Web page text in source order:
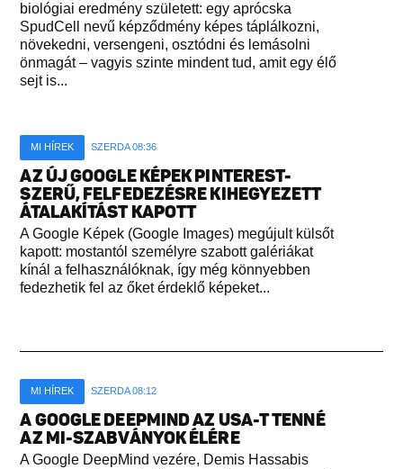
biológiai eredmény született: egy aprócska
SpudCell nevű képződmény képes táplálkozni,
növekedni, versengeni, osztódni és lemásolni
önmagát – vagyis szinte mindent tud, amit egy élő
sejt is...
MI HÍREK SZERDA 08:36
AZ ÚJ GOOGLE KÉPEK PINTEREST-
SZERŰ, FELFEDEZÉSRE KIHEGYEZETT
ÁTALAKÍTÁST KAPOTT
A Google Képek (Google Images) megújult külsőt
kapott: mostantól személyre szabott galériákat
kínál a felhasználóknak, így még könnyebben
fedezhetik fel az őket érdeklő képeket...
MI HÍREK SZERDA 08:12
A GOOGLE DEEPMIND AZ USA-T TENNÉ
AZ MI-SZABVÁNYOK ÉLÉRE
A Google DeepMind vezére, Demis Hassabis